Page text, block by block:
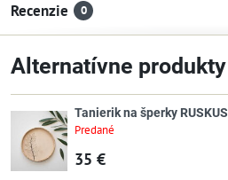
Recenzie 0
Alternatívne produkty
Tanierik na šperky RUSKUS
Predané
35 €